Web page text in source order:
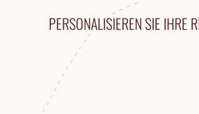
PERSONALISIEREN SIE IHRE